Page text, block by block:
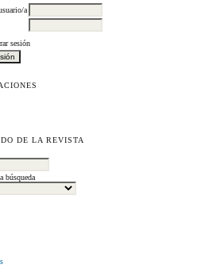
a
sesión
DE LA REVISTA
búsqueda